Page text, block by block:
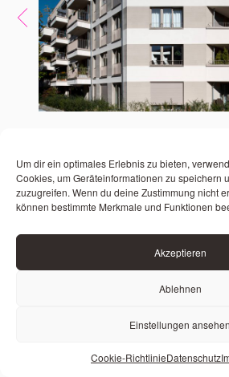
Um dir ein optimales Erlebnis zu bieten,
Cookies, um Geräteinformationen zu speichern
zuzugreifen. Wenn du deine Zustimmung nicht
können bestimmte Merkmale und Funktionen
Akzeptieren
Ablehnen
Einstellungen ansehen
Cookie-RichtlinieDatenschutz
BERLIN-PANKOW